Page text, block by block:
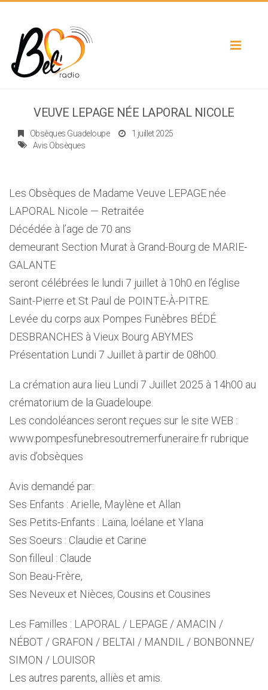
Toggle
VEUVE LEPAGE NÉE LAPORAL NICOLE
Obsèques Guadeloupe
1 juillet 2025
Avis Obsèques
Les Obsèques de Madame Veuve LEPAGE née
LAPORAL Nicole — Retraitée
Décédée à l’age de 70 ans
demeurant Section Murat à Grand-Bourg de MARIE-
GALANTE
seront célébrées le lundi 7 juillet à 10h0 en l’église
Saint-Pierre et St Paul de POINTE-À-PITRE.
Levée du corps aux Pompes Funèbres BÉDÉ
DESBRANCHES à Vieux Bourg ABYMES
Présentation Lundi 7 Juillet à partir de 08h00.
La crémation aura lieu Lundi 7 Juillet 2025 à 14h00 au
crématorium de la Guadeloupe.
Les condoléances seront reçues sur le site WEB :
www.pompesfunebresoutremerfuneraire.fr rubrique
avis d’obsèques
Avis demandé par:
Ses Enfants : Arielle, Maylène et Allan
Ses Petits-Enfants : Laïna, loélane et Ylana
Ses Soeurs : Claudie et Carine
Son filleul : Claude
Son Beau-Frère,
Ses Neveux et Nièces, Cousins et Cousines
Les Familles : LAPORAL / LEPAGE / AMACIN /
NÉBOT / GRAFON / BELTAI / MANDIL / BONBONNE/
SIMON / LOUISOR
Les autres parents, alliès et amis.